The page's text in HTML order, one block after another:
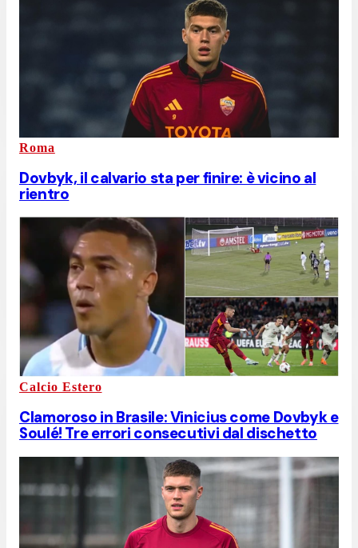
Roma
Dovbyk, il calvario sta per finire: è vicino al
rientro
Calcio Estero
Clamoroso in Brasile: Vinicius come Dovbyk e
Soulé! Tre errori consecutivi dal dischetto